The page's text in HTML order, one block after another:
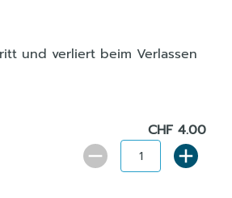
und verliert beim Verlassen
CHF 4.00